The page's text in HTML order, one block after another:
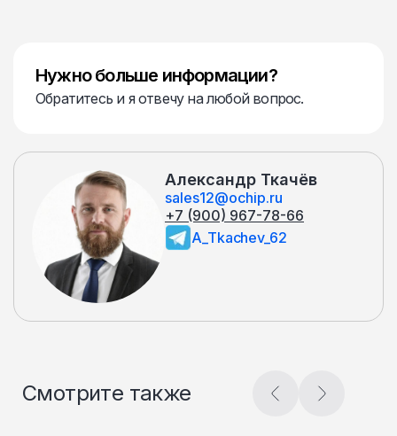
Нужно больше информации?
Обратитесь и я отвечу на любой вопрос.
Александр Ткачёв
sales12@ochip.ru
+7 (900) 967-78-66
A_Tkachev_62
Смотрите также